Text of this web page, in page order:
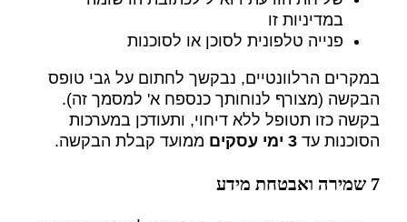
במדיניות זו
פנייה טלפונית לסוכן או לסוכנות
במקרים הרלוונטיים, נבקשך לחתום על גבי טופס
הבקשה (מצורף לנוחותך כנספח א' למסמך זה).
בקשה כזו תטופל ללא דיחוי, ותעודכן במערכות
הסוכנות עד 3 ימי עסקים ממועד קבלת הבקשה.
7 שמירה ואבטחת מידע